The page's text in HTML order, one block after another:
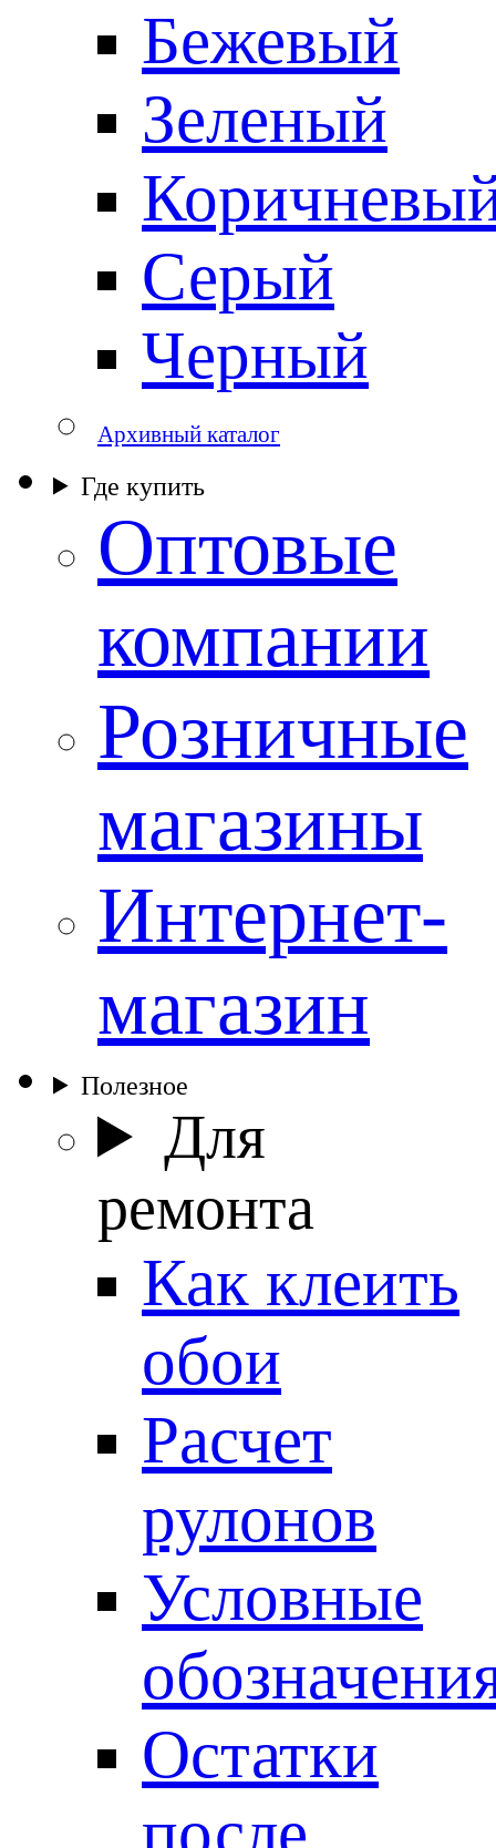
Бежевый
Зеленый
Серый
Черный
Архивный каталог
Где купить
Оптовые
компании
Розничные
магазины
Интернет-
магазин
Полезное
Для
ремонта
Как клеить
обои
Расчет
рулонов
Условные
Остатки
после